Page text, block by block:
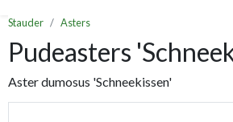
Stauder Asters
Pudeasters
Aster dumosus 'Schneekissen'